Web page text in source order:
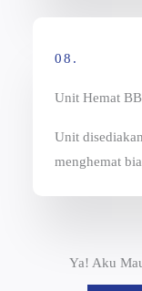
08.
Unit Hemat
Unit
menghemat
Ya! Aku